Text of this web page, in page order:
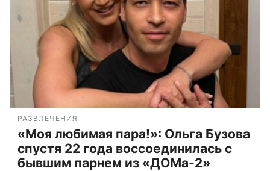
РАЗВЛЕЧЕНИЯ
«Моя любимая пара!»: Ольга Бузова
спустя 22 года воссоединилась с
бывшим парнем из «ДОМа-2»